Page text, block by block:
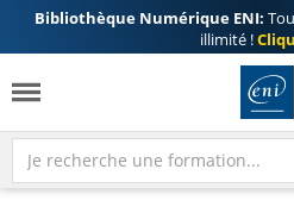
Bibliothèque Numérique ENI:
illimité !